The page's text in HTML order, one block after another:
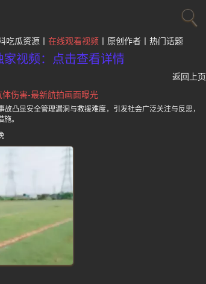
吃瓜资源 在线观看视频 原创作者 热门话题
视频：点击查看详情
返回上页
伤害-最新航拍画面曝光
凸显安全管理漏洞与救援难度，引发社会广泛关注与反思，
。